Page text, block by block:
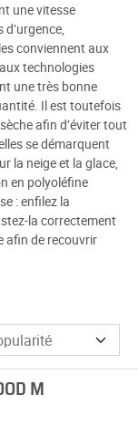
une vitesse
conviennent aux
technologies
une très bonne
Il est toutefois
afin d’éviter tout
se démarquent
la neige et la glace,
en polyoléfine
: enfilez la
la correctement
afin de recouvrir
M